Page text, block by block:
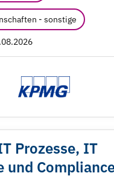
- sonstige
Prozesse, IT
und